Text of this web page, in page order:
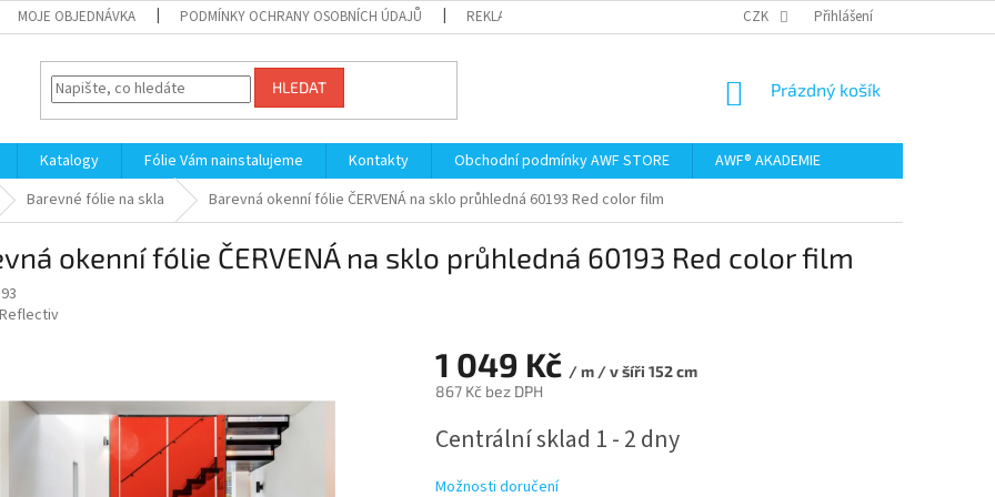
MOJE OBJEDNÁVKA PODMÍNKY OCHRANY OSOBNÍCH ÚDAJŮ REKLAMACE A VRÁCENÍ ZBOŽÍ CZK Přihlášení
HLEDAT
NÁKUPNÍ
Prázdný košík
Katalogy Fólie Vám nainstalujeme Kontakty Obchodní podmínky AWF STORE
AWF® AKADEMIE
Barevné fólie na skla Barevná okenní fólie ČERVENÁ na sklo průhledná 60193 Red color film
okenní fólie ČERVENÁ na sklo průhledná 60193 Red color film
Reflectiv
1 049 Kč / m / v šíři 152 cm
867 Kč bez DPH
cena:
Centrální sklad 1 - 2 dny
Možnosti doručení